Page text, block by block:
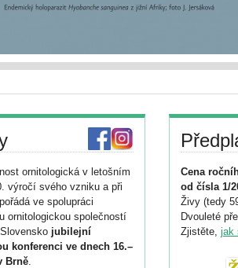
ornitologická v letošním
výročí svého vzniku a při
ve spolupráci
ornitologickou společností
jubilejní
konferenci ve dnech 16.–
Brně.
Cena
od čísla 1/
Živy (tedy
Dvouleté
Zjistěte, jak